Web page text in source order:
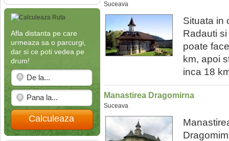
Afla distanta pe care
urmeaza sa o parcurgi,
dar si ce poti vedea pe
drum!
Calculeaza
Suceava
Situata in
Radauti
poate
km, apoi
inca 18
Manastirea Dragomirna
Suceava